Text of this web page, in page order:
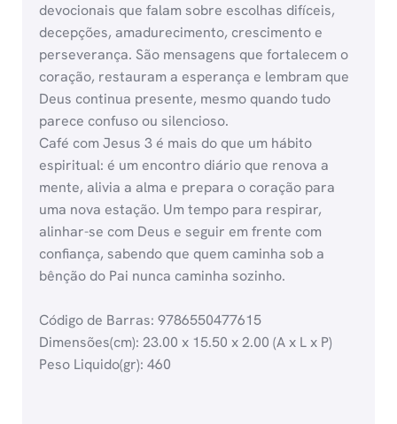
devocionais que falam sobre escolhas difíceis,
decepções, amadurecimento, crescimento e
perseverança. São mensagens que fortalecem o
coração, restauram a esperança e lembram que
Deus continua presente, mesmo quando tudo
parece confuso ou silencioso.
Café com Jesus 3 é mais do que um hábito
espiritual: é um encontro diário que renova a
mente, alivia a alma e prepara o coração para
uma nova estação. Um tempo para respirar,
alinhar-se com Deus e seguir em frente com
confiança, sabendo que quem caminha sob a
bênção do Pai nunca caminha sozinho.
Código de Barras: 9786550477615
Dimensões(cm): 23.00 x 15.50 x 2.00 (A x L x P)
Peso Liquido(gr): 460